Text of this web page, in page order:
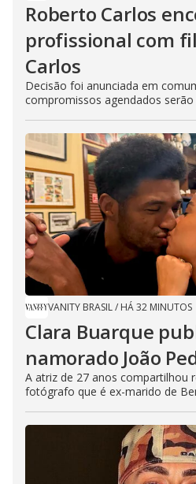
Roberto Carlos
profissional com
Carlos
Decisão foi anunciada em
compromissos agendados
VANITY BRASIL/ HÁ 32 MINUTOS
Clara Buarque
namorado João
A atriz de 27 anos compartilhou
fotógrafo que é ex-marido de